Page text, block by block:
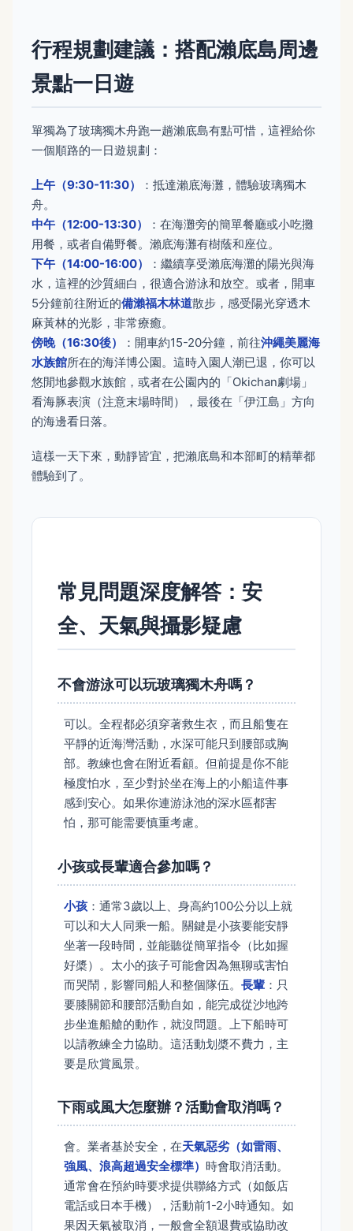
行程規劃建議：搭配瀨底島周邊
景點一日遊
單獨為了玻璃獨木舟跑一趟瀨底島有點可惜，這裡給你
一個順路的一日遊規劃：
上午（9:30-11:30）
：抵達瀨底海灘，體驗玻璃獨木
舟。
中午（12:00-13:30）
：在海灘旁的簡單餐廳或小吃攤
用餐，或者自備野餐。瀨底海灘有樹蔭和座位。
下午（14:00-16:00）
：繼續享受瀨底海灘的陽光與海
水，這裡的沙質細白，很適合游泳和放空。或者，開車
5分鐘前往附近的備瀨福木林道散步，感受陽光穿透木
麻黃林的光影，非常療癒。
傍晚（16:30後）
：開車約15-20分鐘，前往沖繩美麗海
水族館所在的海洋博公園。這時入園人潮已退，你可以
悠閒地參觀水族館，或者在公園內的「Okichan劇場」
看海豚表演（注意末場時間），最後在「伊江島」方向
的海邊看日落。
這樣一天下來，動靜皆宜，把瀨底島和本部町的精華都
體驗到了。
常見問題深度解答：安
全、天氣與攝影疑慮
不會游泳可以玩玻璃獨木舟嗎？
可以。全程都必須穿著救生衣，而且船隻在
平靜的近海灣活動，水深可能只到腰部或胸
部。教練也會在附近看顧。但前提是你不能
極度怕水，至少對於坐在海上的小船這件事
感到安心。如果你連游泳池的深水區都害
怕，那可能需要慎重考慮。
小孩或長輩適合參加嗎？
小孩 ：通常3歲以上、身高約100公分以上就
可以和大人同乘一船。關鍵是小孩要能安靜
坐著一段時間，並能聽從簡單指令（比如握
好槳）。太小的孩子可能會因為無聊或害怕
而哭鬧，影響同船人和整個隊伍。 長輩 ：只
要膝關節和腰部活動自如，能完成從沙地跨
步坐進船艙的動作，就沒問題。上下船時可
以請教練全力協助。這活動划槳不費力，主
要是欣賞風景。
下雨或風大怎麼辦？活動會取消嗎？
會。業者基於安全，在天氣惡劣（如雷雨、
強風、浪高超過安全標準） 時會取消活動。
通常會在預約時要求提供聯絡方式（如飯店
電話或日本手機），活動前1-2小時通知。如
果因天氣被取消，一般會全額退費或協助改